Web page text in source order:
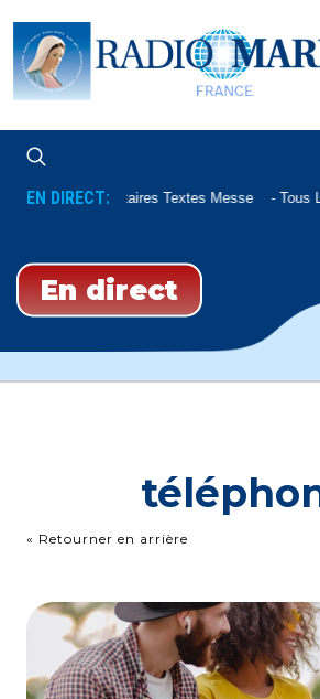
EN DIRECT:Commentaires Textes Messe Tous
En direct
« Retourner en arrière